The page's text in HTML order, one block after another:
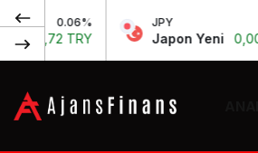
0.06%
58,72 TRY
JPY
Japon Yeni 0,00